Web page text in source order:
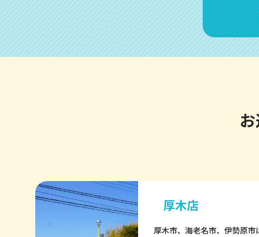
厚木店
厚木市、海老名市、伊勢原市